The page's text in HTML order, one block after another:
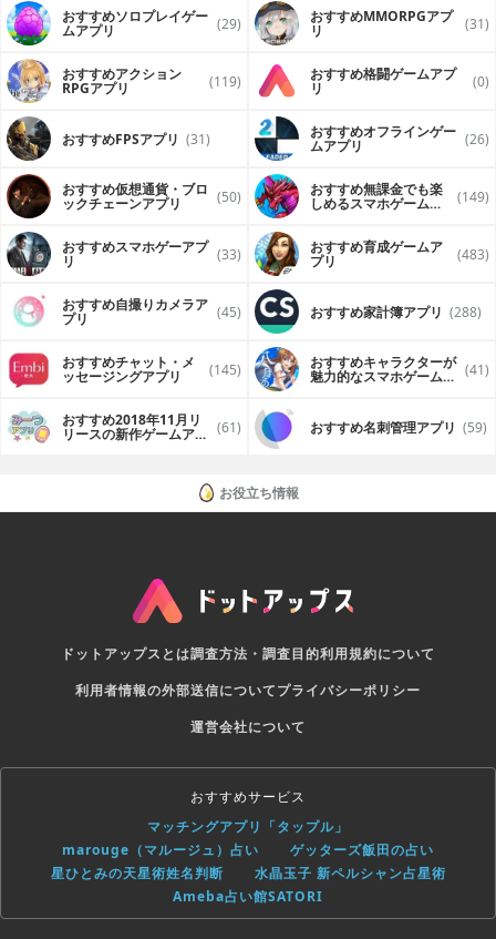
おすすめソロプレイゲー
ムアプリ (29) おすすめ MMORPGアプ
リ (31)
おすすめアクション
RPGアプリ (119) おすすめ格闘ゲームアプ
リ (0)
おすすめFPSアプリ (31) おすすめオフラインゲー
ムアプリ (26)
おすすめ仮想通貨・ブロ
ックチェーンアプリ (50) おすすめ無課金でも楽
しめるスマホゲームア (149)
おすすめスマホゲーアプ
リ (33) おすすめ育成ゲームア
プリ (483)
おすすめ自撮りカメラア
プリ (45) おすすめ家計簿アプリ (288)
おすすめチャット・メ
ッセージングアプリ (145) おすすめキャラクターが
魅力的なスマホゲームア (41)
おすすめ2018年11月リ
リースの新作ゲームアプ (61) おすすめ名刺管理アプリ (59)
お役立ち情報
ドットアップスとは調査方法・調査目的利用規約について
利用者情報の外部送信についてプライバシーポリシー
運営会社について
おすすめサービス
マッチングアプリ「タップル」
marouge（マルージュ）占い
ゲッターズ飯田の占い
星ひとみの天星術姓名判断
水晶玉子 新ペルシャン占星術
Ameba占い館SATORI